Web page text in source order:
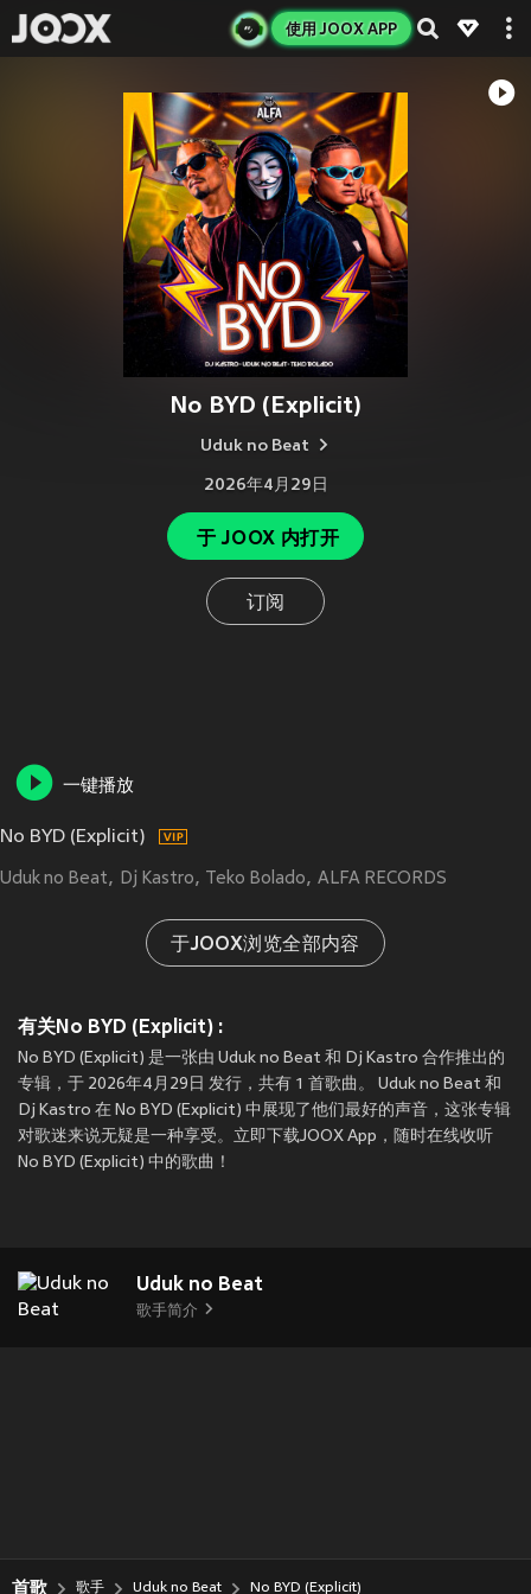
使用 JOOX APP
No BYD (Explicit)
Uduk no Beat
2026年4月29日
于 JOOX 内打开
订阅
一键播放
No BYD (Explicit)
Uduk no Beat Dj Kastro Teko Bolado ALFA RECORDS
于JOOX浏览全部内容
有关No BYD (Explicit) :
No BYD (Explicit) 是一张由 Uduk no Beat 和 Dj Kastro 合作推出的
专辑，于 2026年4月29日 发行，共有 1 首歌曲。 Uduk no Beat 和
Dj Kastro 在 No BYD (Explicit) 中展现了他们最好的声音，这张专辑
对歌迷来说无疑是一种享受。立即下载JOOX App，随时在线收听
No BYD (Explicit) 中的歌曲！
Uduk no Beat
歌手简介
首歌 歌手 Uduk no Beat No BYD (Explicit)